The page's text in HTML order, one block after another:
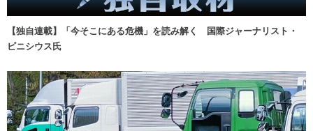
【独自連載】「今そこにある危機」を読み解く 国際ジャーナリスト・
ビニシウス氏